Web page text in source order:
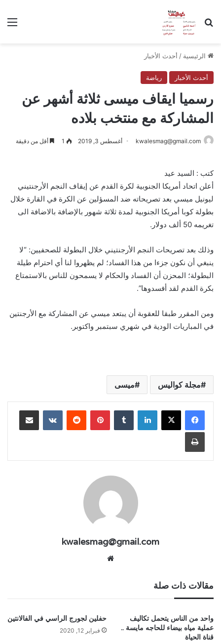
بحث عن
الرئيسية / أحدث الأخبار
أحدث الأخبار رياضة
رسميا ايقاف ميسى ثلاثة أشهر عن
المشاركة مع منتخب بلاده
kwalesmag@gmail.com أغسطس 3, 2019 1 أقل من دقيقة
كتب : السيد عيد
أعلن اتحاد أمريكا الجنوبية لكرة القدم عن إيقاف النجم الأرجنتيني
ليونيل ميسي بعد تصريحاته ضد المسؤلين عن الكرة في القارة خلال
بطولة كوبا أمريكا الجنوبية لمدة ثلاثة شهور بالإضافة بالاضافة الى
تغريمه 50 ألف دولار.
وذلك بعد تصريحات النجم الأرجنتيني خلال البطولة للصحفيين: “لا
ينبغي أن نكون جزءا من هذا الفساد؛ لم يظهروا لنا أي احترام طيلة
البطولة؛ المحزن أن الفساد والحكام لا يسمحون للناس بالاستمتاع
بكرة القدم لقد أفسدوها”.
ومن المقرر طبقا للعقوبة أن يبتعد ميسي عن المشاركة مع الأرجنتين
في المباريات الودية في شهري سبتمبر واكتوبر.
مجلة كواليس ميسى
لينكدإن بينتيريست مشاركة عبر البريد
طباعة
kwalesmag@gmail.com
مقالات ذات صلة
واحد من الناس يتحمل تكاليف
عملية مياه بيضاء للحاجه مايسة ..
قناة الحياة
حفلين لجورج الراسي في الفالانتين
فبراير 12, 2020